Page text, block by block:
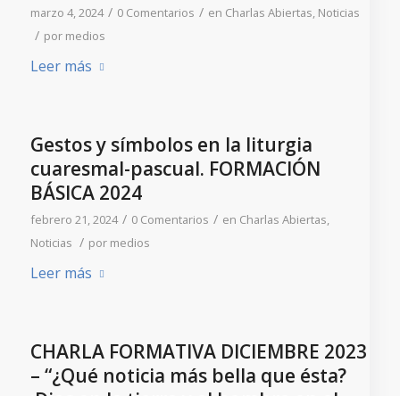
marzo 4, 2024 / 0 Comentarios / en Charlas Abiertas, Noticias
/ por medios
Leer más
Gestos y símbolos en la liturgia
cuaresmal-pascual. FORMACIÓN
BÁSICA 2024
febrero 21, 2024 / 0 Comentarios / en Charlas Abiertas,
Noticias / por medios
Leer más
CHARLA FORMATIVA DICIEMBRE 2023
– “¿Qué noticia más bella que ésta?